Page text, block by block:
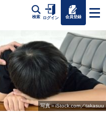
検索 ログイン 会員登録
写真＝iStock.com／takasuu